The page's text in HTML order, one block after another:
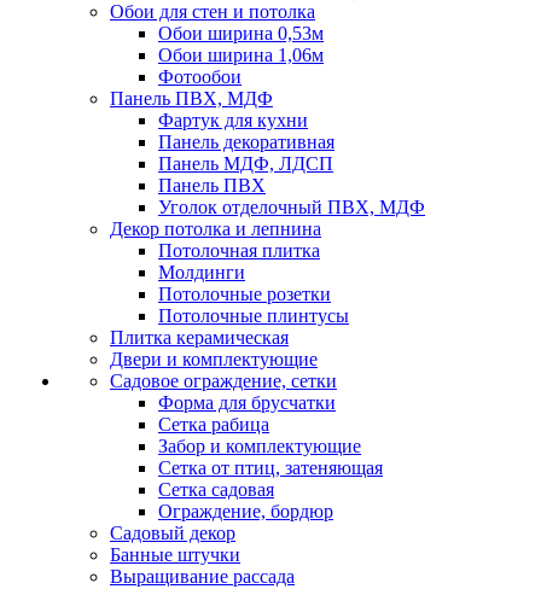
Обои для стен и потолка
Обои ширина 0,53м
Обои ширина 1,06м
Фотообои
Панель ПВХ, МДФ
Фартук для кухни
Панель декоративная
Панель МДФ, ЛДСП
Панель ПВХ
Уголок отделочный ПВХ, МДФ
Декор потолка и лепнина
Потолочная плитка
Молдинги
Потолочные розетки
Потолочные плинтусы
Плитка керамическая
Двери и комплектующие
Садовое ограждение, сетки
Форма для брусчатки
Сетка рабица
Забор и комплектующие
Сетка от птиц, затеняющая
Сетка садовая
Ограждение, бордюр
Садовый декор
Банные штучки
Выращивание рассада